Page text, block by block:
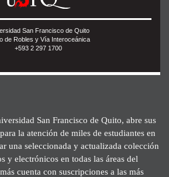
San Francisco de Quito
de Robles y Vía Interoceánica
+593 2 297 1700
San Francisco de Quito, abre sus
la atención de miles de estudiantes en
una seleccionada y actualizada colección
y electrónicos en todas las áreas del
cuenta con suscripciones a las más